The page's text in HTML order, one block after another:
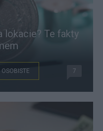
lokacie? Te fakty
OSOBISTE 7